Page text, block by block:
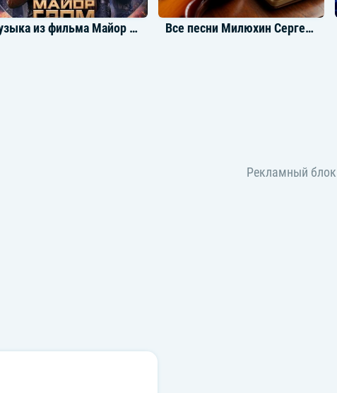
Музыка из фильма Майор Гром: Игра Все песни Милюхин Сергей & Blogpoeta